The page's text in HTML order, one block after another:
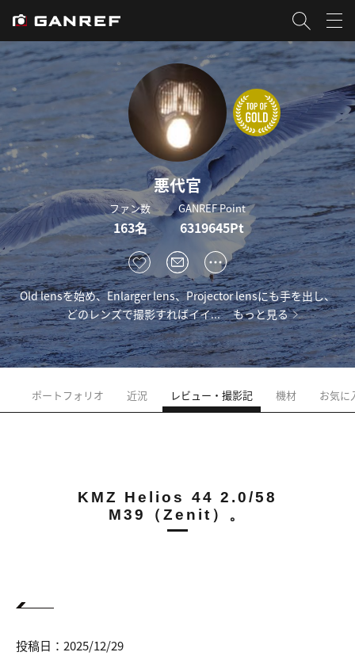
悪代官
ファン数
163名
GANREF Point
6319645Pt
Old lensを始め、Enlarger lens、Projector lensにも手を出し、
どのレンズで撮影すればイイ...
もっと見る
ポートフォリオ 近況 レビュー・撮影記 機材 お気に
KMZ Helios 44 2.0/58
M39（Zenit）。
投稿日：2025/12/29